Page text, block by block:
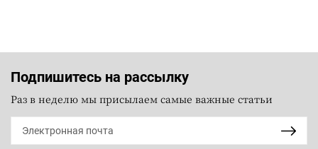
Подпишитесь на рассылку
Раз в неделю мы присылаем самые важные статьи